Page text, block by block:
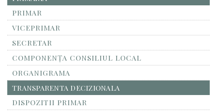
PRIMAR
VICEPRIMAR
SECRETAR
COMPONENȚA CONSILIUL LOCAL
ORGANIGRAMA
TRANSPARENTA DECIZIONALA
DISPOZITII PRIMAR